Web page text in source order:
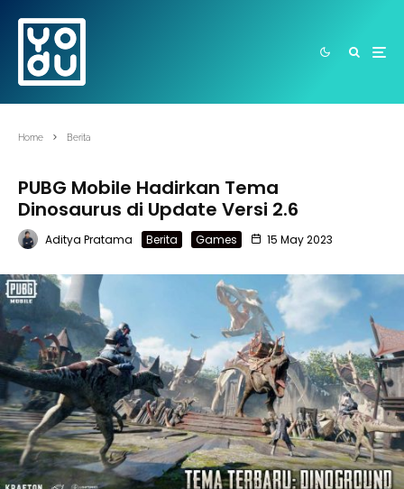
Home Berita
PUBG Mobile Hadirkan Tema
Dinosaurus di Update Versi 2.6
Aditya Pratama Berita Games 15 May 2023